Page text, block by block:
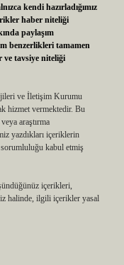
kendi hazırladığımız
haber niteliği
paylaşım
benzerlikleri tamamen
tavsiye niteliği
ve İletişim Kurumu
hizmet vermektedir. Bu
araştırma
yazdıkları içeriklerin
kabul etmiş
içerikleri,
halinde, ilgili içerikler yasal